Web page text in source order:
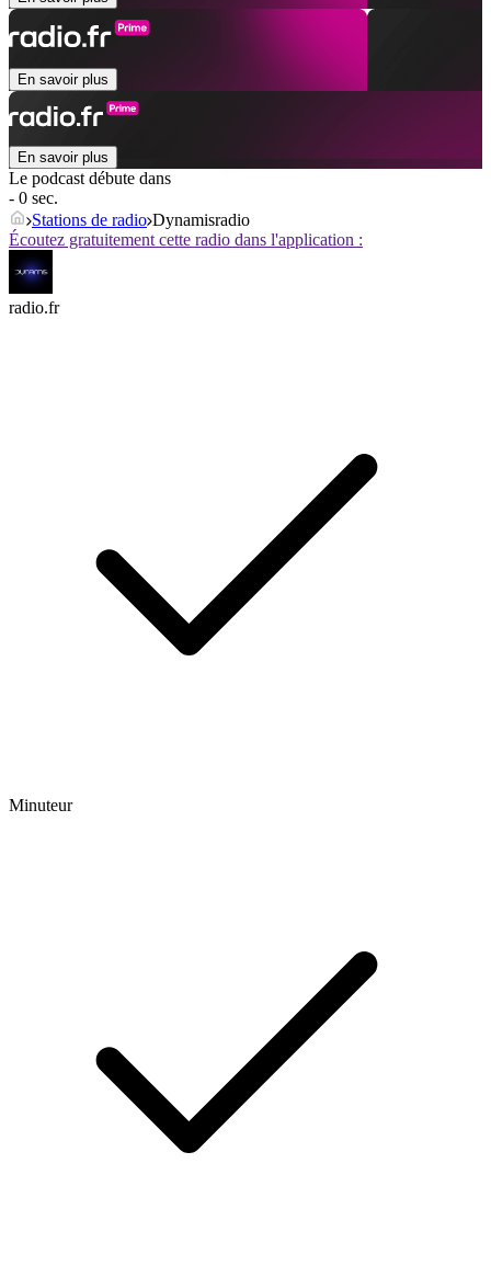
En savoir plus
En savoir plus
Le podcast débute dans
- 0 sec.
Stations de radio Dynamisradio
Écoutez gratuitement cette radio dans l'application :
radio.fr
Minuteur